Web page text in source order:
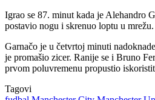
Igrao se 87. minut kada je Alehandro
postavio nogu i skrenuo loptu u mrežu.
Garnačo je u četvrtoj minuti
je promašio zicer. Ranije se i Bruno
prvom poluvremenu propustio
Tagovi